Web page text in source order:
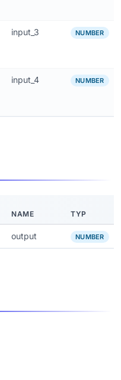
input_3 NUMBER
input_4 NUMBER
NAME TYP
output NUMBER